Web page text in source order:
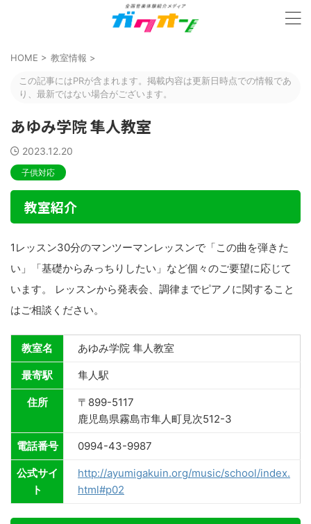
HOME > 教室情報 >
この記事にはPRが含まれます。掲載内容は更新日時点での情報であ
り、最新ではない場合がございます。
あゆみ学院 隼人教室
2023.12.20
子供対応
教室紹介
1レッスン30分のマンツーマンレッスンで「この曲を弾きた
い」「基礎からみっちりしたい」など個々のご要望に応じて
います。 レッスンから発表会、調律までピアノに関すること
はご相談ください。
教室名 あゆみ学院 隼人教室
最寄駅 隼人駅
住所
〒899-5117
鹿児島県霧島市隼人町見次512-3
電話番号 0994-43-9987
公式サイ
ト
http://ayumigakuin.org/music/school/index.
html#p02